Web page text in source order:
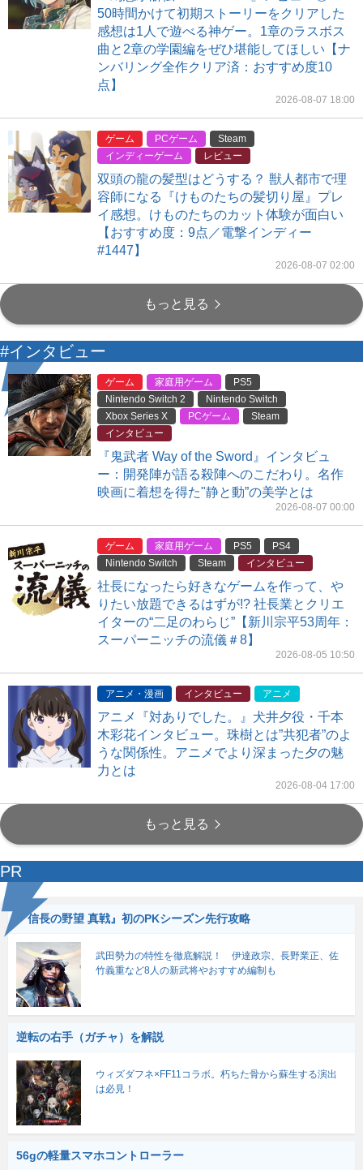
50時間かけて初期ストーリーをクリアした
感想は1人で遊べる神ゲー。1章のラスボス
曲と2章の学園編をぜひ堪能してほしい【ナ
ンバリング全作クリア済：おすすめ度10
点】
2026-08-07 18:00
ゲーム PCゲーム
Steam
インディーゲーム
レビュー
双頭の龍の髪型はどうする？ 獣人都市で理
容師になる『けものたちの髪切り屋』プレ
イ感想。けものたちのカット体験が面白い
【おすすめ度：9点／電撃インディー
#1447】
2026-08-07 02:00
もっと見る
#インタビュー
ゲーム 家庭用ゲーム
PS5
Nintendo Switch 2
Nintendo Switch
Xbox Series X
PCゲーム
Steam
インタビュー
『鬼武者 Way of the Sword』インタビュ
ー：開発陣が語る殺陣へのこだわり。名作
映画に着想を得た"静と動”の美学とは
2026-08-07 00:00
ゲーム 家庭用ゲーム PS5
PS4
Nintendo Switch
Steam インタビュー
社長になったら好きなゲームを作って、や
りたい放題できるはずが!? 社長業とクリエ
イターの“二足のわらじ”【新川宗平53周年：
スーパーニッチの流儀＃8】
2026-08-05 10:50
アニメ・漫画 インタビュー アニメ
アニメ『対ありでした。』犬井夕役・千本
木彩花インタビュー。珠樹とは”共犯者”のよ
うな関係性。アニメでより深まった夕の魅
力とは
2026-08-04 17:00
もっと見る
PR
『信長の野望 真戦』初のPKシーズン先行攻略
武田勢力の特性を徹底解説！ 伊達政宗、長野業正、佐
竹義重など8人の新武将やおすすめ編制も
逆転の右手（ガチャ）を解説
ウィズダフネ×FF11コラボ。朽ちた骨から蘇生する演出
は必見！
56gの軽量スマホコントローラー